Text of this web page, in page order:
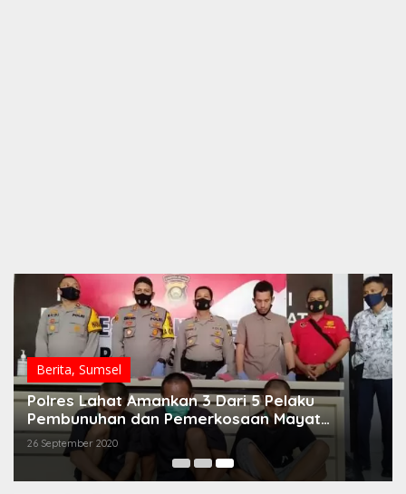
Berita, Sumsel
Polres Lahat Amankan 3 Dari 5 Pelaku
Pembunuhan dan Pemerkosaan Mayat
Wanita di Sungai Betung Fajar Bulan
26 September 2020